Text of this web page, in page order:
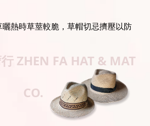
熱時草莖較脆，草帽切忌擠壓以防
ZHEN FA HAT & MAT
CO.